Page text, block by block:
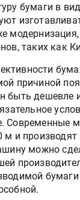
бумаги в
таких как
причиной
быть дешевле
Современные
м и производят
можно
бумаги